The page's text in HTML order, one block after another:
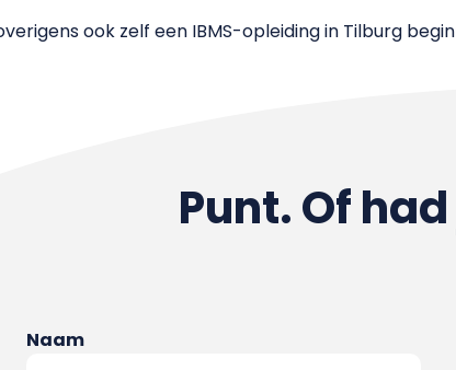
ook zelf een IBMS-opleiding in Tilburg
Punt. Of
Naam